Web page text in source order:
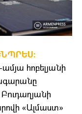
հոբելյանի
«Ալմաստ»